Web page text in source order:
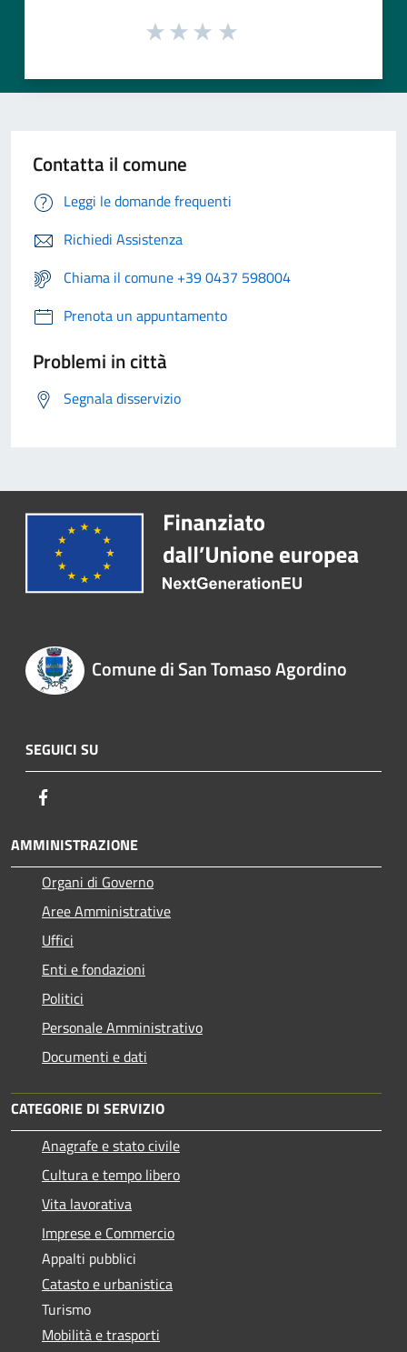
Contatta il comune
Leggi le domande frequenti
Richiedi Assistenza
Chiama il comune +39 0437 598004
Prenota un appuntamento
Problemi in città
Segnala disservizio
Comune di San Tomaso Agordino
SEGUICI SU
AMMINISTRAZIONE
Organi di Governo
Aree Amministrative
Uffici
Enti e fondazioni
Politici
Personale Amministrativo
Documenti e dati
CATEGORIE DI SERVIZIO
Anagrafe e stato civile
Cultura e tempo libero
Vita lavorativa
Imprese e Commercio
Appalti pubblici
Catasto e urbanistica
Turismo
Mobilità e trasporti